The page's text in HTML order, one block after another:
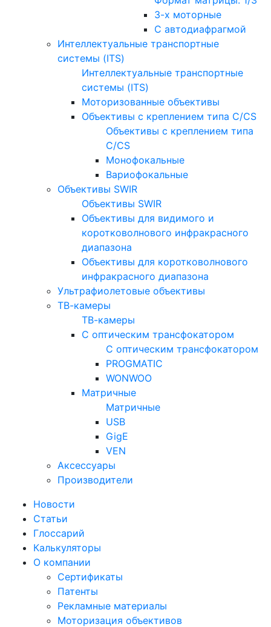
3-х моторные
С автодиафрагмой
Интеллектуальные транспортные
системы (ITS)
Интеллектуальные транспортные
системы (ITS)
Моторизованные объективы
Объективы с креплением типа C/CS
Объективы с креплением типа
C/CS
Монофокальные
Вариофокальные
Объективы SWIR
Объективы SWIR
Объективы для видимого и
коротковолнового инфракрасного
диапазона
Объективы для коротковолнового
инфракрасного диапазона
Ультрафиолетовые объективы
ТВ-камеры
ТВ-камеры
С оптическим трансфокатором
С оптическим трансфокатором
PROGMATIC
WONWOO
Матричные
Матричные
USB
GigE
VEN
Аксессуары
Производители
Новости
Статьи
Глоссарий
Калькуляторы
О компании
Сертификаты
Патенты
Рекламные материалы
Моторизация объективов